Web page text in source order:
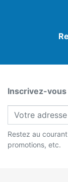
Inscrivez-
Restez au
promotions, etc.